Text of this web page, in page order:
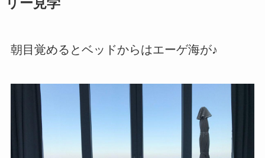
リー見学
朝目覚めるとベッドからはエーゲ海が♪